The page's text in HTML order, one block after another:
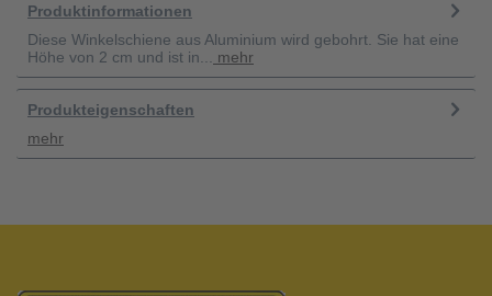
Produktinformationen
Diese Winkelschiene aus Aluminium wird gebohrt. Sie hat eine
Höhe von 2 cm und ist in...
mehr
Produkteigenschaften
mehr